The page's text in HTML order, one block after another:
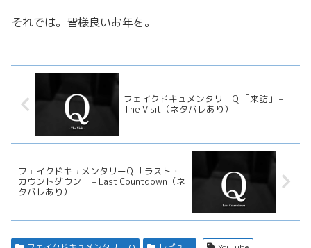
それでは。皆様良いお年を。
フェイクドキュメンタリーQ 「来訪」 –
The Visit（ネタバレあり）
フェイクドキュメンタリーQ 「ラスト・
カウントダウン」 – Last Countdown（ネ
タバレあり）